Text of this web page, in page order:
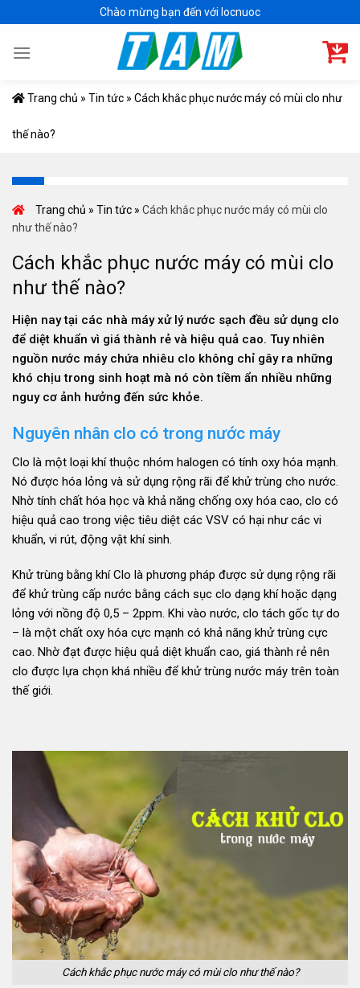
to
content
Chào mừng bạn đến với locnuoc
Trang chủ » Tin tức » Cách khắc phục nước máy có mùi clo như
thế nào?
Trang chủ » Tin tức » Cách khắc phục nước máy có mùi clo
như thế nào?
Cách khắc phục nước máy có mùi clo
như thế nào?
Hiện nay tại các nhà máy xử lý nước sạch đều sử dụng clo
để diệt khuẩn vì giá thành rẻ và hiệu quả cao. Tuy nhiên
nguồn nước máy chứa nhiêu clo không chỉ gây ra những
khó chịu trong sinh hoạt mà nó còn tiềm ẩn nhiều những
nguy cơ ảnh hưởng đến sức khỏe.
Nguyên nhân clo có trong nước máy
Clo là một loại khí thuộc nhóm halogen có tính oxy hóa mạnh.
Nó được hóa lỏng và sử dụng rộng rãi để khử trùng cho nước.
Nhờ tính chất hóa học và khả năng chống oxy hóa cao, clo có
hiệu quả cao trong việc tiêu diệt các VSV có hại như các vi
khuẩn, vi rút, động vật khí sinh.
Khử trùng bằng khí Clo là phương pháp được sử dụng rộng rãi
để khử trùng cấp nước bằng cách sục clo dạng khí hoặc dạng
lỏng với nồng độ 0,5 – 2ppm. Khi vào nước, clo tách gốc tự do
– là một chất oxy hóa cực mạnh có khả năng khử trùng cực
cao. Nhờ đạt được hiệu quả diệt khuẩn cao, giá thành rẻ nên
clo được lựa chọn khá nhiều để khử trùng nước máy trên toàn
thế giới.
Cách khắc phục nước máy có mùi clo như thế nào?